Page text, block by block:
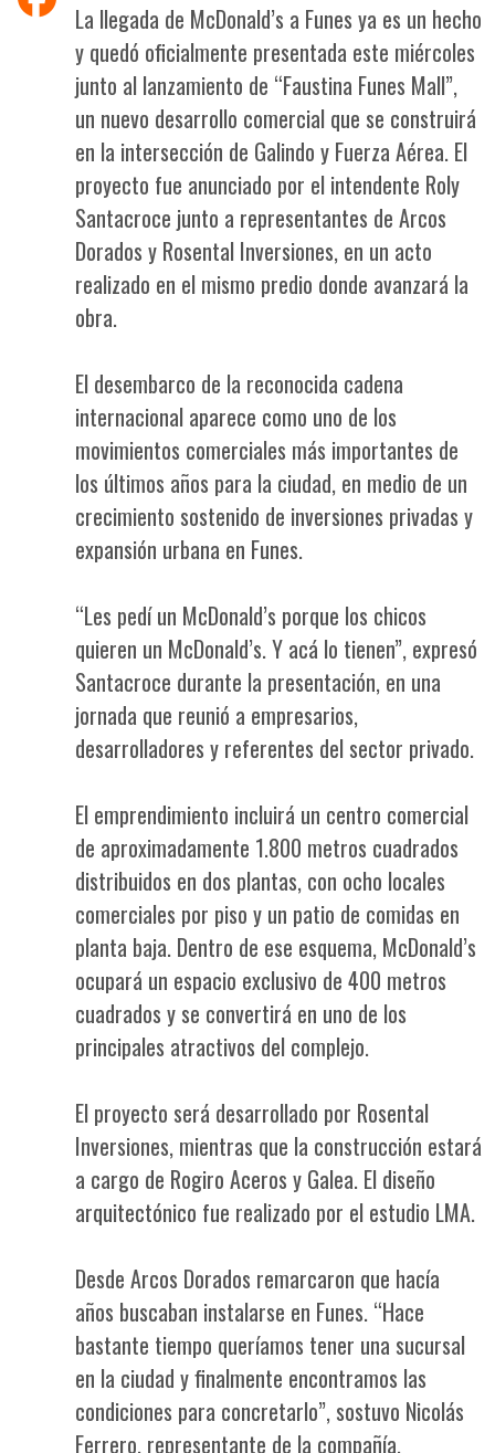
La llegada de McDonald’s a Funes ya es un hecho
y quedó oficialmente presentada este miércoles
junto al lanzamiento de “Faustina Funes Mall”,
un nuevo desarrollo comercial que se construirá
en la intersección de Galindo y Fuerza Aérea. El
proyecto fue anunciado por el intendente Roly
Santacroce junto a representantes de Arcos
Dorados y Rosental Inversiones, en un acto
realizado en el mismo predio donde avanzará la
obra.
El desembarco de la reconocida cadena
internacional aparece como uno de los
movimientos comerciales más importantes de
los últimos años para la ciudad, en medio de un
crecimiento sostenido de inversiones privadas y
expansión urbana en Funes.
“Les pedí un McDonald’s porque los chicos
quieren un McDonald’s. Y acá lo tienen”, expresó
Santacroce durante la presentación, en una
jornada que reunió a empresarios,
desarrolladores y referentes del sector privado.
El emprendimiento incluirá un centro comercial
de aproximadamente 1.800 metros cuadrados
distribuidos en dos plantas, con ocho locales
comerciales por piso y un patio de comidas en
planta baja. Dentro de ese esquema, McDonald’s
ocupará un espacio exclusivo de 400 metros
cuadrados y se convertirá en uno de los
principales atractivos del complejo.
El proyecto será desarrollado por Rosental
Inversiones, mientras que la construcción estará
a cargo de Rogiro Aceros y Galea. El diseño
arquitectónico fue realizado por el estudio LMA.
Desde Arcos Dorados remarcaron que hacía
años buscaban instalarse en Funes. “Hace
bastante tiempo queríamos tener una sucursal
en la ciudad y finalmente encontramos las
condiciones para concretarlo”, sostuvo Nicolás
Ferrero, representante de la compañía.